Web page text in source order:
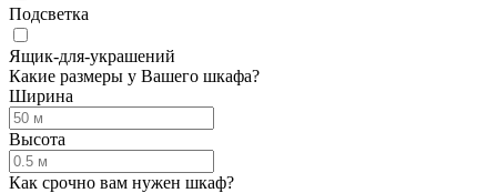
Подсветка
Ящик-для-украшений
Какие размеры у Вашего шкафа?
Ширина
Высота
Как срочно вам нужен шкаф?